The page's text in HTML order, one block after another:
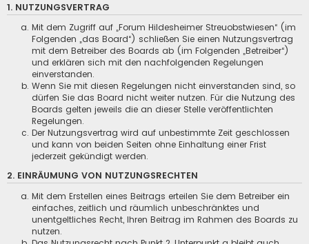
1. NUTZUNGSVERTRAG
Mit dem Zugriff auf „Forum Hildesheimer Streuobstwiesen“ (im
Folgenden „das Board“) schließen Sie einen Nutzungsvertrag
mit dem Betreiber des Boards ab (im Folgenden „Betreiber“)
und erklären sich mit den nachfolgenden Regelungen
einverstanden.
Wenn Sie mit diesen Regelungen nicht einverstanden sind, so
dürfen Sie das Board nicht weiter nutzen. Für die Nutzung des
Boards gelten jeweils die an dieser Stelle veröffentlichten
Regelungen.
Der Nutzungsvertrag wird auf unbestimmte Zeit geschlossen
und kann von beiden Seiten ohne Einhaltung einer Frist
jederzeit gekündigt werden.
2. EINRÄUMUNG VON NUTZUNGSRECHTEN
Mit dem Erstellen eines Beitrags erteilen Sie dem Betreiber ein
einfaches, zeitlich und räumlich unbeschränktes und
unentgeltliches Recht, Ihren Beitrag im Rahmen des Boards zu
nutzen.